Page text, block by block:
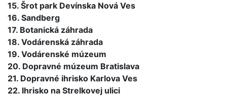
15. Šrot park Devínska Nová Ves
16. Sandberg
17. Botanická záhrada
18. Vodárenská záhrada
19. Vodárenské múzeum
20. Dopravné múzeum Bratislava
21. Dopravné ihrisko Karlova Ves
22. Ihrisko na Strelkovej ulici